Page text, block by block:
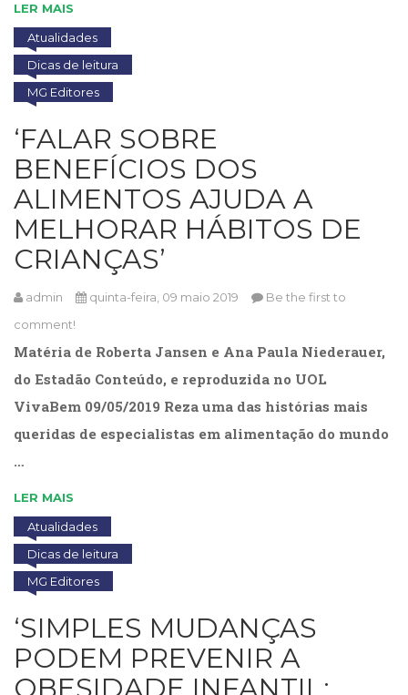
Públicas
e
Comunicação
Empresarial
(31)
Espiritualidade,
Filosofia
(63)
Saúde
(132)
Sem
categoria
Televisão
africanos
(30)
Ocupacional
(21)
RH
(65)
Turismo
(1)
Vida
(32)
LER MAIS
Atualidades
Dicas de leitura
MG Editores
‘FALAR SOBRE
BENEFÍCIOS DOS
ALIMENTOS AJUDA A
MELHORAR HÁBITOS DE
CRIANÇAS’
admin quinta-feira, 09 maio 2019
Be the first to
comment!
Matéria de Roberta Jansen e Ana Paula Niederauer,
do Estadão Conteúdo, e reproduzida no UOL
VivaBem 09/05/2019 Reza uma das histórias mais
queridas de especialistas em alimentação do mundo
…
LER MAIS
Atualidades
Dicas de leitura
MG Editores
‘SIMPLES MUDANÇAS
PODEM PREVENIR A